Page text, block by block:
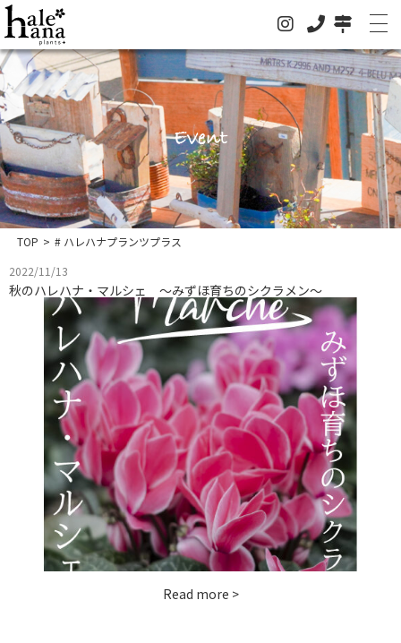
ホーム
オンラインストア
法人の方はこちらへ
イベント
お知らせ
グリーン
ドライフラワー
ハレハナについて
お問い合わせ
instagram
Event
TOP > # ハレハナプランツプラス
2022/11/13
秋のハレハナ・マルシェ ～みずほ育ちのシクラメン～
Read more >